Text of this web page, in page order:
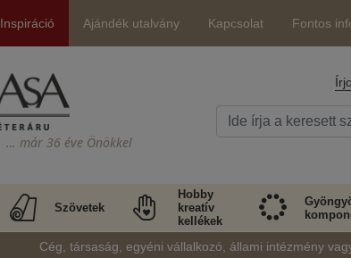
Inspiráció Ajándék utalvány Kapcsolat Fontos
… már 36 éve Önökkel
Szövetek
Hobby
kreatív
kellékek
Cég, társaság, egyéni vállalkozó, állami intézmény